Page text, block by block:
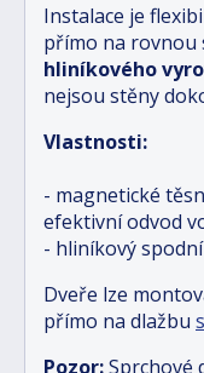
Instalace je
přímo na rovnou
hliníkového
nejsou stěny
Vlastnosti:
- magnetické
efektivní odvod
- hliníkový
Dveře lze
přímo na dlažbu
Pozor:Sprchové